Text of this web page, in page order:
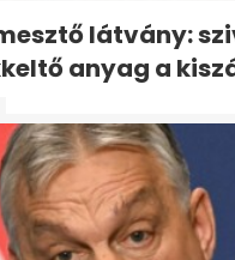
Tusványoson úgy
Orbánnak nem
változtatnia - A
látvány:
anyag a